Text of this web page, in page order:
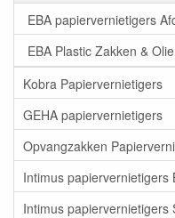
EBA papiervernietigers
EBA Plastic Zakken & Olie
Kobra Papiervernietigers
GEHA papiervernietigers
Opvangzakken
Intimus papiervernietigers
Intimus papiervernietigers